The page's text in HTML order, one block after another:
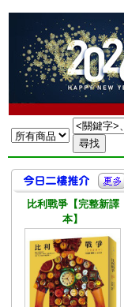
比利戰爭【完整新譯
本】